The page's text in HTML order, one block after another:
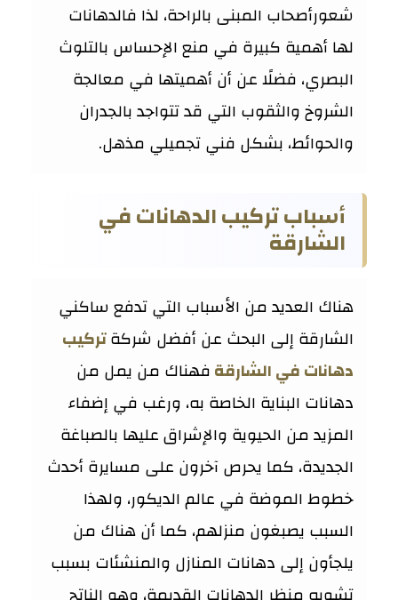
شعورأصحاب المبنى بالراحة، لذا فالدهانات
لها أهمية كبيرة في منع الإحساس بالتلوث
البصري، فضلًا عن أن أهميتها في معالجة
الشروخ والثقوب التي قد تتواجد بالجدران
والحوائط، بشكل فني تجميلي مذهل.
أسباب تركيب الدهانات في
الشارقة
هناك العديد من الأسباب التي تدفع ساكني
الشارقة إلى البحث عن أفضل شركةتركيب
دهانات في الشارقةفهناك من يمل من
دهانات البناية الخاصة به، ورغب في إضفاء
المزيد من الحيوية والإشراق عليها بالصباغة
الجديدة، كما يحرص آخرون على مسايرة أحدث
خطوط الموضة في عالم الديكور، ولهذا
السبب يصبغون منزلهم، كما أن هناك من
يلجأون إلى دهانات المنازل والمنشئات بسبب